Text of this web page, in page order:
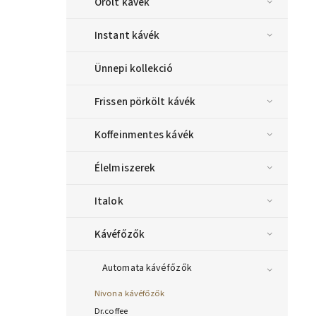
Instant kávék
Ünnepi kollekció
Frissen pörkölt kávék
Koffeinmentes kávék
Élelmiszerek
Italok
Kávéfőzők
Automata kávéfőzők
Nivona kávéfőzők
Dr.coffee